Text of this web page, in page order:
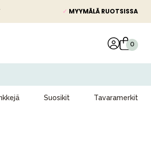
✓ MYYMÄLÄ RUOTSISSA
Suosikit Tavaramerkit